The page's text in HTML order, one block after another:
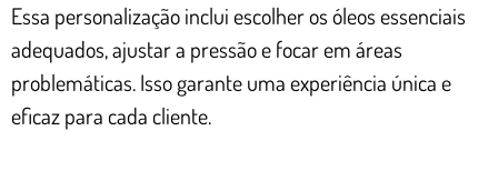
Essa personalização inclui escolher os óleos essenciais
adequados, ajustar a pressão e focar em áreas
problemáticas. Isso garante uma experiência única e
eficaz para cada cliente.